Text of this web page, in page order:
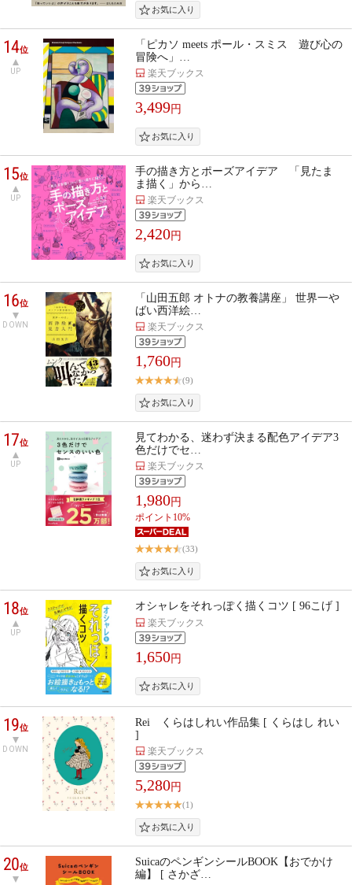
14位
UP
「ピカソ meets ポール・スミス 遊び心の
冒険へ」…
楽天ブックス
3,499円
15位
UP
手の描き方とポーズアイデア 「見たま
ま描く」から…
楽天ブックス
2,420円
16位
DOWN
「山田五郎 オトナの教養講座」 世界一や
ばい西洋絵…
楽天ブックス
1,760円
(9)
17位
UP
見てわかる、迷わず決まる配色アイデア3
色だけでセ…
楽天ブックス
1,980円
ポイント10%
(33)
18位
UP
オシャレをそれっぽく描くコツ [ 96こげ ]
楽天ブックス
1,650円
19位
DOWN
Rei くらはしれい作品集 [ くらはし れい
]
楽天ブックス
5,280円
(1)
20位
SuicaのペンギンシールBOOK【おでかけ
編】 [ さかざ…